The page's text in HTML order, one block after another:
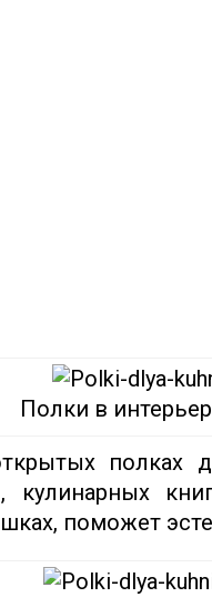
Полки в
полках
кулинарных
поможет